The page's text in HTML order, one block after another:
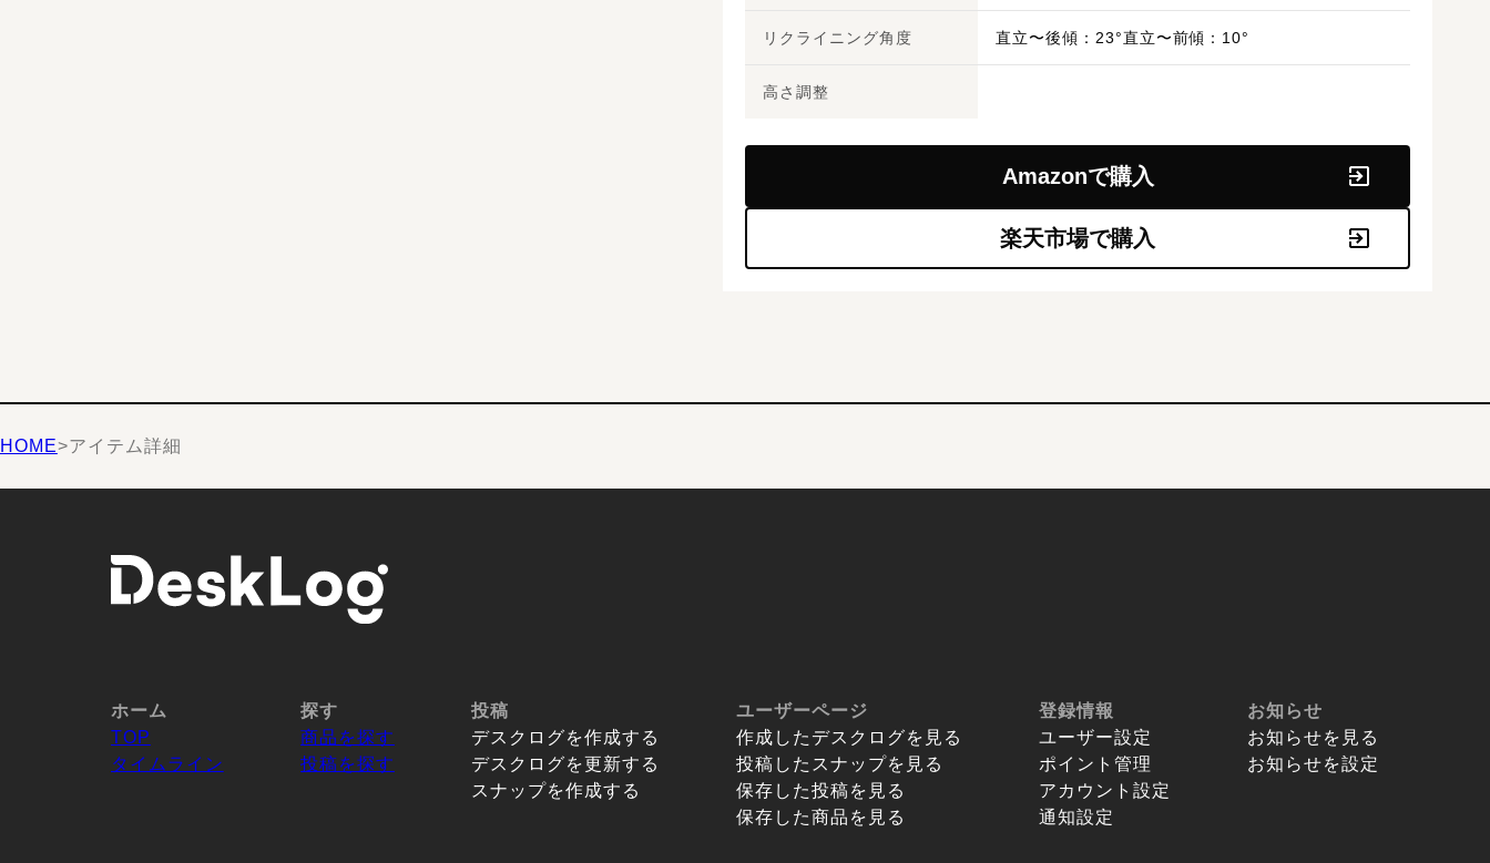
リクライニング角度 直立〜後傾：23°直立〜前傾：10°
高さ調整
Amazonで購入
楽天市場で購入
HOME>アイテム詳細
ホーム
TOP
タイムライン
探す
商品を探す
投稿を探す
投稿
デスクログを作成する
デスクログを更新する
スナップを作成する
ユーザーページ
作成したデスクログを見る
投稿したスナップを見る
保存した投稿を見る
保存した商品を見る
登録情報
ユーザー設定
ポイント管理
アカウント設定
通知設定
お知らせ
お知らせを見る
お知らせを設定